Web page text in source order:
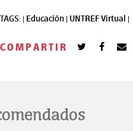
TAGS: | Educación | UNTREF Virtual |
COMPARTIR